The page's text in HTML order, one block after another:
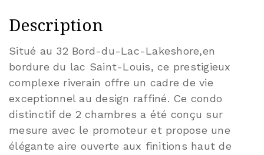
Description
Situé au 32 Bord-du-Lac-Lakeshore,en
bordure du lac Saint-Louis, ce prestigieux
complexe riverain offre un cadre de vie
exceptionnel au design raffiné. Ce condo
distinctif de 2 chambres a été conçu sur
mesure avec le promoteur et propose une
élégante aire ouverte aux finitions haut de